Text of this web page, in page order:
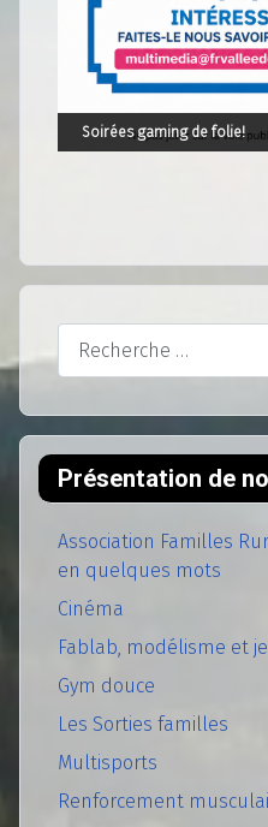
Soirées gaming de folie!
Rechercher
Présentation de
Association Familles
en quelques mots
Cinéma
Fablab, modélisme et
Gym douce
Les Sorties familles
Multisports
Renforcement